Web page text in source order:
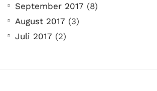
September 2017 (8)
August 2017 (3)
Juli 2017 (2)